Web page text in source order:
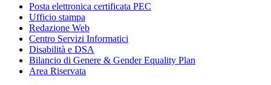
Posta elettronica certificata PEC
Ufficio stampa
Redazione Web
Centro Servizi Informatici
Disabilità e DSA
Bilancio di Genere & Gender Equality Plan
Area Riservata